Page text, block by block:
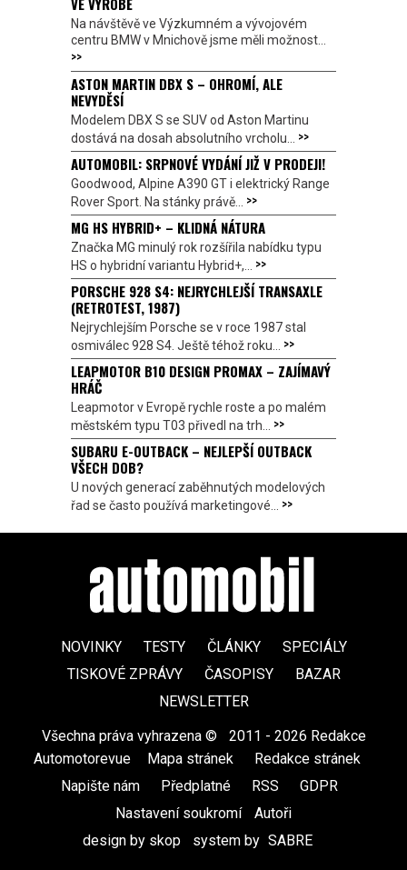
Na návštěvě ve Výzkumném a vývojovém
centru BMW v Mnichově jsme měli možnost...
>>
ASTON MARTIN DBX S – OHROMÍ, ALE
NEVYDĚSÍ
Modelem DBX S se SUV od Aston Martinu
dostává na dosah absolutního vrcholu... >>
AUTOMOBIL: SRPNOVÉ VYDÁNÍ JIŽ V PRODEJI!
Goodwood, Alpine A390 GT i elektrický Range
Rover Sport. Na stánky právě... >>
MG HS HYBRID+ – KLIDNÁ NÁTURA
Značka MG minulý rok rozšířila nabídku typu
HS o hybridní variantu Hybrid+,... >>
PORSCHE 928 S4: NEJRYCHLEJŠÍ TRANSAXLE
(RETROTEST, 1987)
Nejrychlejším Porsche se v roce 1987 stal
osmiválec 928 S4. Ještě téhož roku... >>
LEAPMOTOR B10 DESIGN PROMAX – ZAJÍMAVÝ
HRÁČ
Leapmotor v Evropě rychle roste a po malém
městském typu T03 přivedl na trh... >>
SUBARU E-OUTBACK – NEJLEPŠÍ OUTBACK
VŠECH DOB?
U nových generací zaběhnutých modelových
řad se často používá marketingové... >>
NOVINKY TESTY ČLÁNKY
SPECIÁLY
TISKOVÉ ZPRÁVY
ČASOPISY
BAZAR
NEWSLETTER
Všechna práva vyhrazena ©
2011 - 2026 Redakce
Automotorevue
Mapa stránek Redakce stránek
Napište nám
Předplatné RSS GDPR
Nastavení soukromí
Autoři
design by skop
system by SABRE